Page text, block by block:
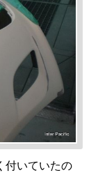
付いていたの